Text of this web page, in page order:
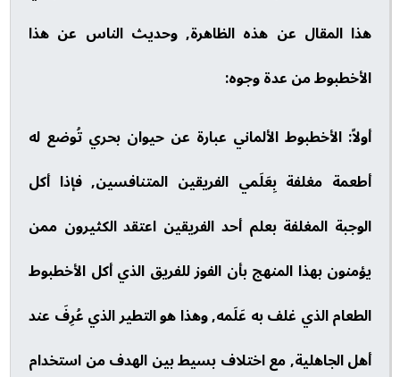
هذا المقال عن هذه الظاهرة, وحديث الناس عن هذا
الأخطبوط من عدة وجوه:
أولاً: الأخطبوط الألماني عبارة عن حيوان بحري تُوضع له
أطعمة مغلفة بِعَلَمي الفريقين المتنافسين, فإذا أكل
الوجبة المغلفة بعلم أحد الفريقين اعتقد الكثيرون ممن
يؤمنون بهذا المنهج بأن الفوز للفريق الذي أكل الأخطبوط
الطعام الذي غلف به عَلَمه, وهذا هو التطير الذي عُرِفَ عند
أهل الجاهلية, مع اختلاف بسيط بين الهدف من استخدام